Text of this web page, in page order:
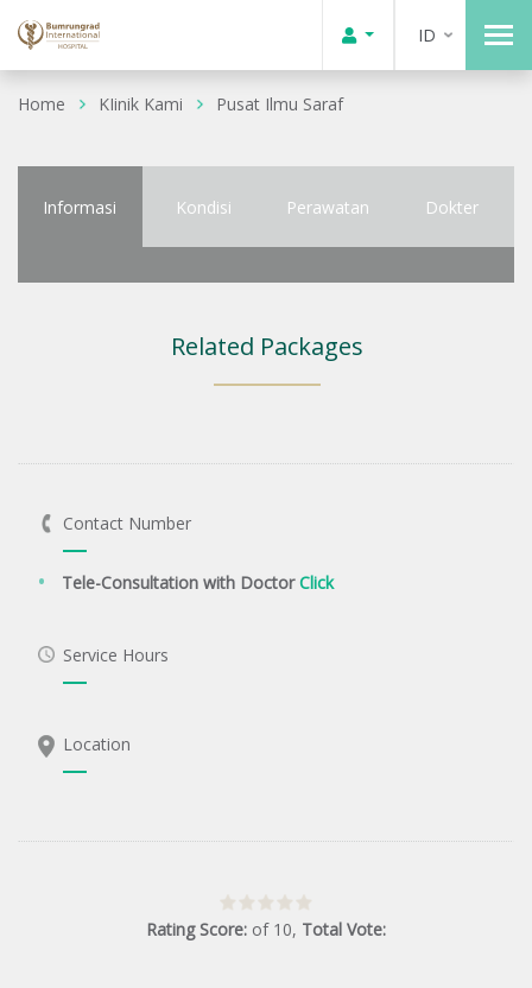
ID
Home KIinik Kami Pusat Ilmu Saraf
Informasi Kondisi Perawatan Dokter
Related Packages
Contact Number
Tele-Consultation with DoctorClick
Service Hours
Location
Rating Score: of 10, Total Vote: